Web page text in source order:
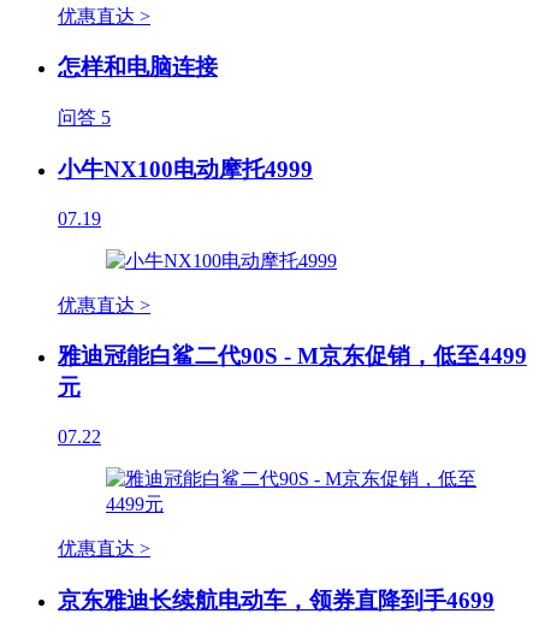
优惠直达 >
怎样和电脑连接
问答 5
小牛NX100电动摩托4999
07.19
优惠直达 >
雅迪冠能白鲨二代90S - M京东促销，低至4499
元
07.22
优惠直达 >
京东雅迪长续航电动车，领券直降到手4699